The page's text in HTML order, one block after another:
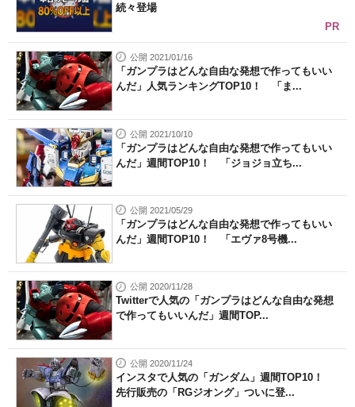
続々登場
PR
公開 2021/01/16
「ガンプラはどんな自由な発想で作ってもいい
んだ」人気ランキングTOP10！ 「ま...
公開 2021/10/10
「ガンプラはどんな自由な発想で作ってもいい
んだ」週間TOP10！ 「ジョジョ立ち...
公開 2021/05/29
「ガンプラはどんな自由な発想で作ってもいい
んだ」週間TOP10！ 「エヴァ8号機...
公開 2020/11/28
Twitterで人気の「ガンプラはどんな自由な発想
で作ってもいいんだ」週間TOP...
公開 2020/11/24
インスタで人気の「ガンダム」週間TOP10！
先行販売の「RGジオング」ついに登...